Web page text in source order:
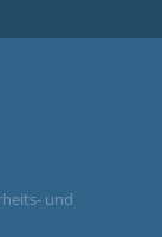
und